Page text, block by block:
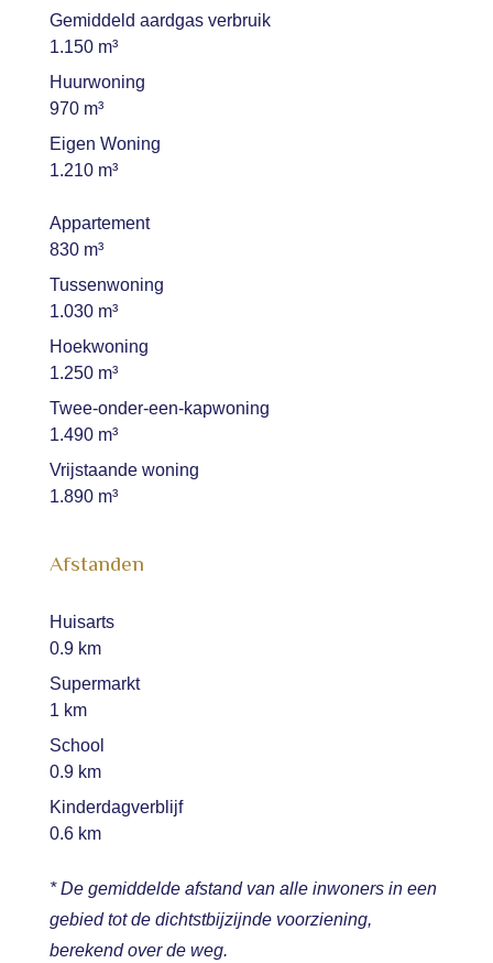
Gemiddeld aardgas verbruik
1.150 m³
Huurwoning
970 m³
Eigen Woning
1.210 m³
Appartement
830 m³
Tussenwoning
1.030 m³
Hoekwoning
1.250 m³
Twee-onder-een-kapwoning
1.490 m³
Vrijstaande woning
1.890 m³
Afstanden
Huisarts
0.9 km
Supermarkt
1 km
School
0.9 km
Kinderdagverblijf
0.6 km
* De gemiddelde afstand van alle inwoners in een
gebied tot de dichtstbijzijnde voorziening,
berekend over de weg.